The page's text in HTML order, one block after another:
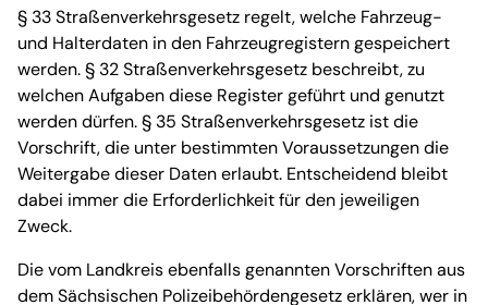
§ 33 Straßenverkehrsgesetz regelt, welche Fahrzeug-
und Halterdaten in den Fahrzeugregistern gespeichert
werden. § 32 Straßenverkehrsgesetz beschreibt, zu
welchen Aufgaben diese Register geführt und genutzt
werden dürfen. § 35 Straßenverkehrsgesetz ist die
Vorschrift, die unter bestimmten Voraussetzungen die
Weitergabe dieser Daten erlaubt. Entscheidend bleibt
dabei immer die Erforderlichkeit für den jeweiligen
Zweck.
Die vom Landkreis ebenfalls genannten Vorschriften aus
dem Sächsischen Polizeibehördengesetz erklären, wer in